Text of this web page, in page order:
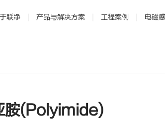
联净 产品与解决方案 工程案例 电磁
(Polyimide)